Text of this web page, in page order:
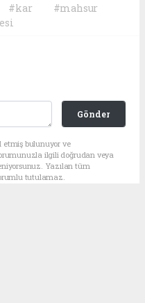
#kar
#mahsur
Gönder
etmiş bulunuyor ve
ilgili doğrudan veya
Yazılan tüm
tutulamaz.